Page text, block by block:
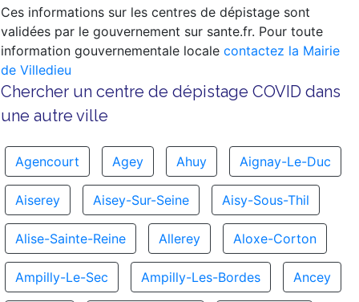
Ces informations sur les centres de dépistage sont
validées par le gouvernement sur sante.fr. Pour toute
information gouvernementale locale contactez la Mairie
de Villedieu
Chercher un centre de dépistage COVID dans
une autre ville
Agencourt Agey Ahuy Aignay-Le-Duc
Aiserey Aisey-Sur-Seine Aisy-Sous-Thil
Alise-Sainte-Reine Allerey Aloxe-Corton
Ampilly-Le-Sec Ampilly-Les-Bordes Ancey